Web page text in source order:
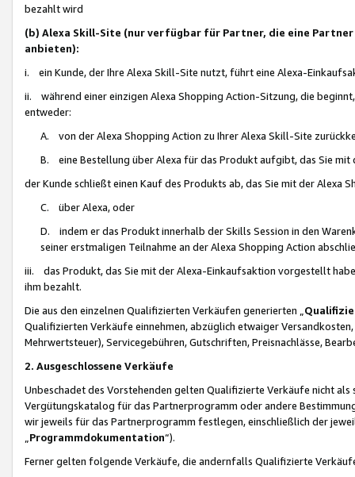
bezahlt wird
(b) Alexa Skill-Site (nur verfügbar für Partner, die eine
anbieten):
i. ein Kunde, der Ihre Alexa Skill-Site nutzt, führt eine Alexa-
ii. während einer einzigen Alexa Shopping Action-Sitzung, die
entweder:
A. von der Alexa Shopping Action zu Ihrer Alexa Skill-Site
B. eine Bestellung über Alexa für das Produkt aufgibt, das Sie mit
der Kunde schließt einen Kauf des Produkts ab, das Sie mit der Alexa
C. über Alexa, oder
D. indem er das Produkt innerhalb der Skills Session in den
seiner erstmaligen Teilnahme an der Alexa Shopping Action
iii. das Produkt, das Sie mit der Alexa-Einkaufsaktion vorgestellt
ihm bezahlt.
Die aus den einzelnen Qualifizierten Verkäufen generierten „
Qualifizierten Verkäufe einnehmen, abzüglich etwaiger
Mehrwertsteuer), Servicegebühren, Gutschriften, Preisnachlässe,
2. Ausgeschlossene Verkäufe
Unbeschadet des Vorstehenden gelten Qualifizierte Verkäufe nicht
Vergütungskatalog für das Partnerprogramm oder andere
wir jeweils für das Partnerprogramm festlegen, einschließlich der
Programmdokumentation“).
Ferner gelten folgende Verkäufe, die andernfalls Qualifizierte